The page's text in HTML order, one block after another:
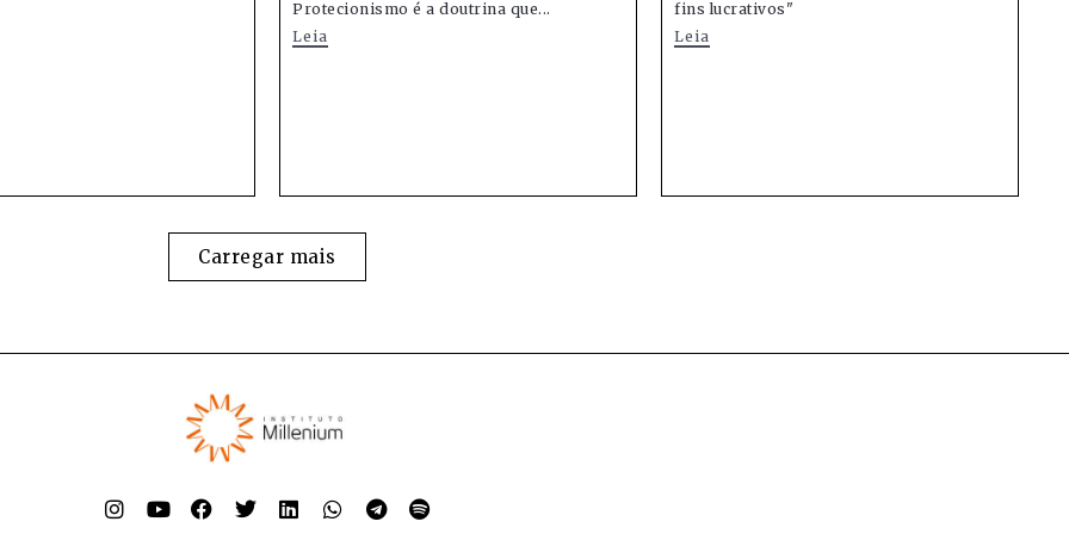
Protecionismo é a doutrina que...
Leia
fins lucrativos"
Leia
Carregar mais